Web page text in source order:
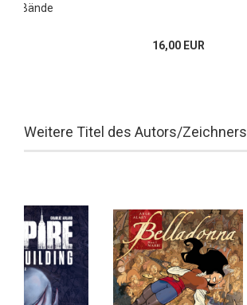
9 Bände
16,00 EUR
Weitere Titel des Autors/Zeichners